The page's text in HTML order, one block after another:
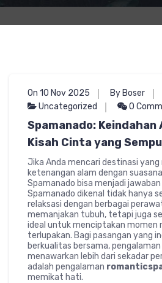
On 10 Nov 2025
By Boser
Uncategorized
0
Spamanado: Keindahan
Kisah Cinta yang
Jika Anda mencari destinasi yang
ketenangan alam dengan
Spamanado bisa menjadi
Spamanado dikenal tidak hanya
relaksasi dengan berbagai
memanjakan tubuh, tetapi juga
ideal untuk menciptakan momen
terlupakan. Bagi pasangan yang
berkualitas bersama,
menawarkan lebih dari sekadar
adalah pengalaman
memikat hati.